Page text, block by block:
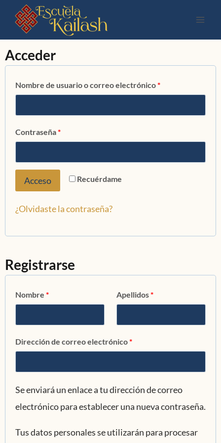
Acceder
Nombre de usuario o correo electrónico*
Contraseña*
Recuérdame
Acceso
¿Olvidaste la contraseña?
Registrarse
Nombre * Apellidos*
Dirección de correo electrónico*
Se enviará un enlace a tu dirección de correo
electrónico para establecer una nueva contraseña.
Tus datos personales se utilizarán para procesar